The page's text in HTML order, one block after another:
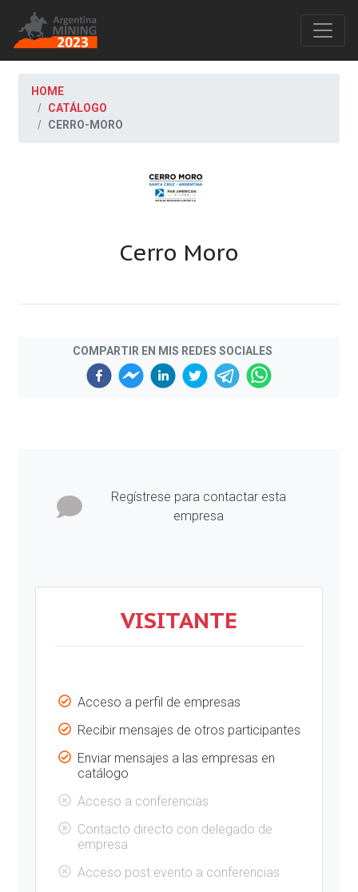
HOME
CATÁLOGO
CERRO-MORO
Cerro Moro
COMPARTIR EN MIS REDES SOCIALES
Regístrese para contactar esta
empresa
VISITANTE
Acceso a perfil de empresas
Recibir mensajes de otros participantes
Enviar mensajes a las empresas en
catálogo
Acceso a conferencias
Contacto directo con delegado de
empresa
Acceso post evento a conferencias